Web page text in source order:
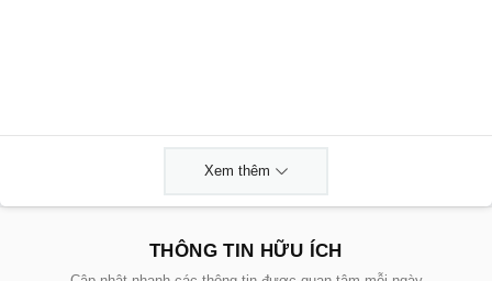
Xem thêm
THÔNG TIN HỮU ÍCH